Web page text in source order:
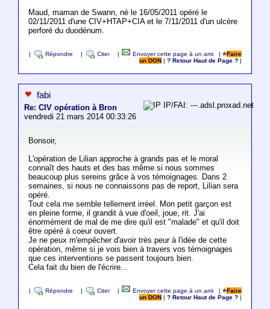
Maud, maman de Swann, né le 16/05/2011 opéré le
02/11/2011 d'une CIV+HTAP+CIA et le 7/11/2011 d'un ulcère
perforé du duodénum.
Répondre Citer Envoyer cette page à un ami |
Faire
un DON
|? Retour Haut de Page ?
fabi
Re: CIV opération à Bron
vendredi 21 mars 2014 00:33:26
IP/FAI: ---.adsl.proxad.net
Bonsoir,
L'opération de Lilian approche à grands pas et le moral
connaît des hauts et des bas même si nous sommes
beaucoup plus sereins grâce à vos témoignages. Dans 2
semaines, si nous ne connaissons pas de report, Lilian sera
opéré.
Tout cela me semble tellement irréel. Mon petit garçon est
en pleine forme, il grandit à vue d'oeil, joue, rit. J'ai
énormément de mal de me dire qu'il est "malade" et qu'il doit
être opéré à coeur ouvert.
Je ne peux m'empêcher d'avoir très peur à l'idée de cette
opération, même si je vois bien à travers vos témoignages
que ces interventions se passent toujours bien.
Cela fait du bien de l'écrire...
Répondre Citer Envoyer cette page à un ami |
Faire
un DON
|? Retour Haut de Page ?